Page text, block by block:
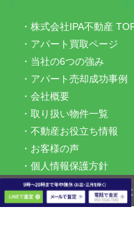
・株式会社IPA不動産
・アパート買取ページ
・当社の6つの強み
・アパート売却成功事例
・会社概要
・取り扱い物件一覧
・不動産お役立ち情報
・お客様の声
・個人情報保護方針
Copyright ©株式会